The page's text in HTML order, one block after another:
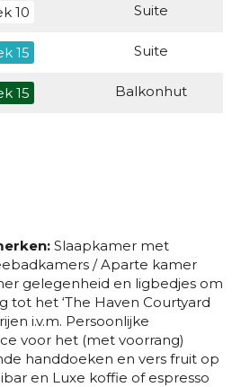
10 Suite
15 Suite
15 Balkonhut
12 Balkonhut
Balkonhut
Balkonhut
8 Balkonhut
Slaapkamer met
/ Aparte kamer
gelegenheid en ligbedjes om
tot het ‘The Haven Courtyard
i.v.m. Persoonlijke
voor het (met voorrang)
handdoeken en vers fruit op
en Luxe koffie of espresso